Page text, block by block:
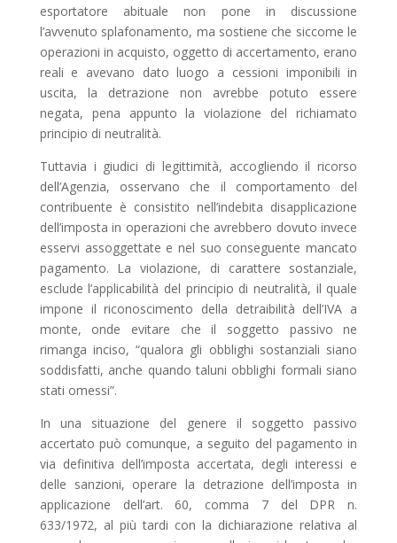
esportatore abituale non pone in discussione
l’avvenuto splafonamento, ma sostiene che siccome le
operazioni in acquisto, oggetto di accertamento, erano
reali e avevano dato luogo a cessioni imponibili in
uscita, la detrazione non avrebbe potuto essere
negata, pena appunto la violazione del richiamato
principio di neutralità.
Tuttavia i giudici di legittimità, accogliendo il ricorso
dell’Agenzia, osservano che il comportamento del
contribuente è consistito nell’indebita disapplicazione
dell’imposta in operazioni che avrebbero dovuto invece
esservi assoggettate e nel suo conseguente mancato
pagamento. La violazione, di carattere sostanziale,
esclude l’applicabilità del principio di neutralità, il quale
impone il riconoscimento della detraibilità dell’IVA a
monte, onde evitare che il soggetto passivo ne
rimanga inciso, “qualora gli obblighi sostanziali siano
soddisfatti, anche quando taluni obblighi formali siano
stati omessi”.
In una situazione del genere il soggetto passivo
accertato può comunque, a seguito del pagamento in
via definitiva dell’imposta accertata, degli interessi e
delle sanzioni, operare la detrazione dell’imposta in
applicazione dell’art. 60, comma 7 del DPR n.
633/1972, al più tardi con la dichiarazione relativa al